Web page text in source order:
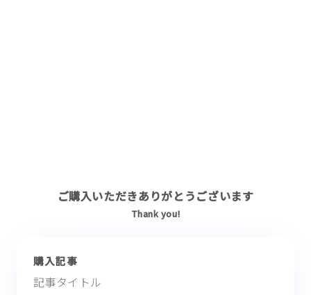
ご購入いただきありがとうございます
Thank you!
購入記事
記事タイトル